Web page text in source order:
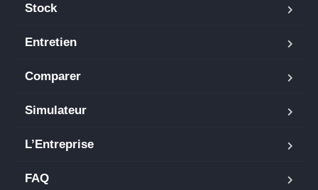
Stock
Entretien
Comparer
Simulateur
L’Entreprise
FAQ